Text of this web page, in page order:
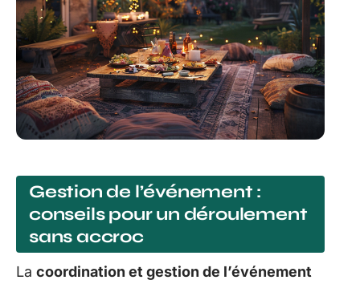
Gestion de l’événement :
conseils pour un déroulement
sans accroc
La coordination et gestion de l’événement